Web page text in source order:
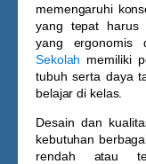
memengaruhi
yang tepat harus
yang ergonomis
Sekolah memiliki
tubuh serta daya
belajar di kelas.
Desain dan
kebutuhan
rendah atau